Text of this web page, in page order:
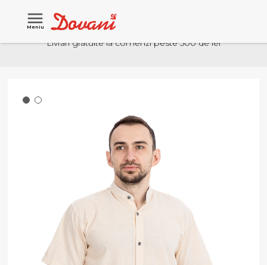
Meniu
Livrari gratuite la comenzi peste 500 de lei